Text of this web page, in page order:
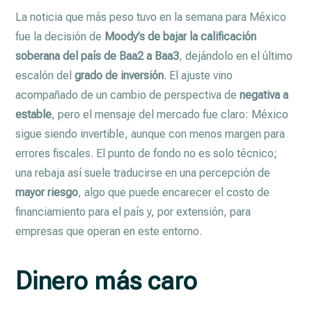
La noticia que más peso tuvo en la semana para México
fue la decisión de Moody’s de bajar la calificación
soberana del país de Baa2 a Baa3, dejándolo en el último
escalón delgrado de inversión. El ajuste vino
acompañado de un cambio de perspectiva denegativa a
estable, pero el mensaje del mercado fue claro: México
sigue siendo invertible, aunque con menos margen para
errores fiscales. El punto de fondo no es solo técnico;
una rebaja así suele traducirse en una percepción de
mayor riesgo, algo que puede encarecer el costo de
financiamiento para el país y, por extensión, para
empresas que operan en este entorno.
Dinero más caro